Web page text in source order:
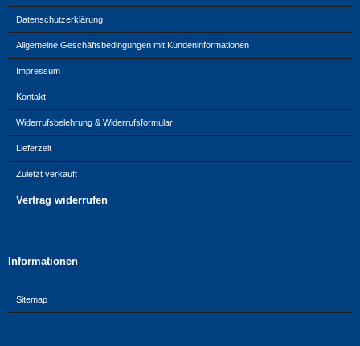
Datenschutzerklärung
Allgemeine Geschäftsbedingungen mit Kundeninformationen
Impressum
Kontakt
Widerrufsbelehrung & Widerrufsformular
Lieferzeit
Zuletzt verkauft
Vertrag widerrufen
Informationen
Sitemap